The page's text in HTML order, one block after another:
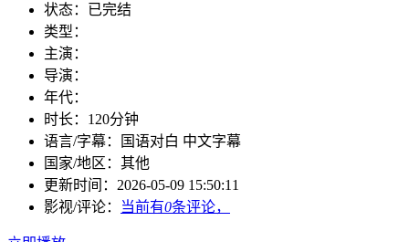
状态： 已完结
类型：
主演：
导演：
年代：
时长： 120分钟
语言/字幕：
国语对白 中文字幕
国家/地区： 其他
更新时间： 2026-05-09 15:50:11
影视/评论：
当前有0条评论，